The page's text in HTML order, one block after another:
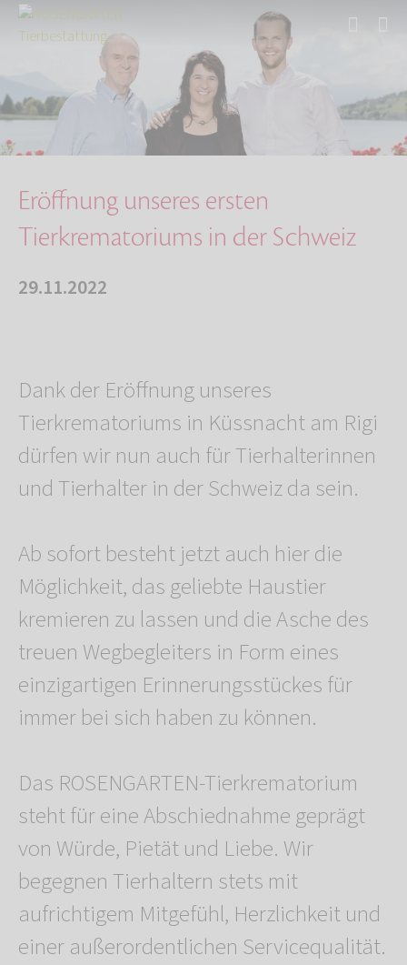
Über uns
Aktuelles
Eröffnung unseres ersten Tierkrematoriums in …
Eröffnung unseres ersten
Tierkrematoriums in der Schweiz
29.11.2022
Dank der Eröffnung unseres
Tierkrematoriums in Küssnacht am Rigi
dürfen wir nun auch für Tierhalterinnen
und Tierhalter in der Schweiz da sein.
Ab sofort besteht jetzt auch hier die
Möglichkeit, das geliebte Haustier
kremieren zu lassen und die Asche des
treuen Wegbegleiters in Form eines
einzigartigen Erinnerungsstückes für
immer bei sich haben zu können.
Das ROSENGARTEN-Tierkrematorium
steht für eine Abschiednahme geprägt
von Würde, Pietät und Liebe. Wir
begegnen Tierhaltern stets mit
aufrichtigem Mitgefühl, Herzlichkeit und
einer außerordentlichen Servicequalität.